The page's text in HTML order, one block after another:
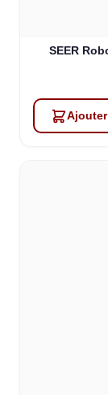
SEER